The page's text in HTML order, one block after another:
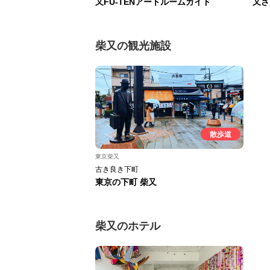
柴又の観光施設
散歩道
東京柴又
古き良き下町
東京の下町 柴又
柴又のホテル